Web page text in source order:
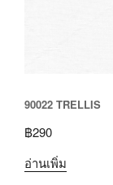
90022 TRELLIS
฿290
อ่านเพิ่ม